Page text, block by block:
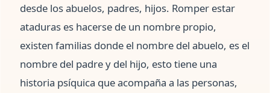
desde los abuelos, padres, hijos. Romper estar
ataduras es hacerse de un nombre propio,
existen familias donde el nombre del abuelo, es el
nombre del padre y del hijo, esto tiene una
historia psíquica que acompaña a las personas,